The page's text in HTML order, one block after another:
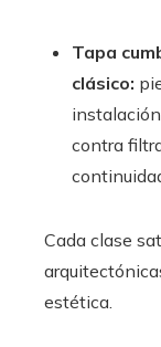
Tapa
clásico:
contra
Cada clase
estética.